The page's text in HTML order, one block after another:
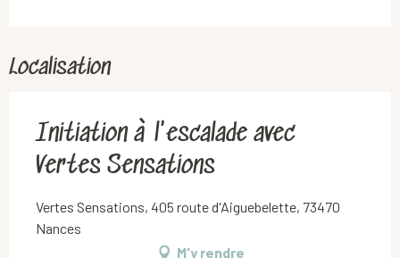
Localisation
Initiation à l'escalade avec
Vertes Sensations
Vertes Sensations, 405 route d'Aiguebelette, 73470
Nances
M'y rendre